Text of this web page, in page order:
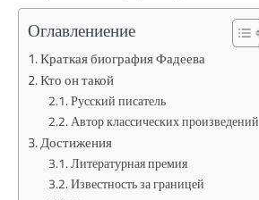
Оглавлениение
Краткая биография Фадеева
Кто он такой
Русский писатель
Автор классических произведений
Достижения
Литературная премия
Известность за границей